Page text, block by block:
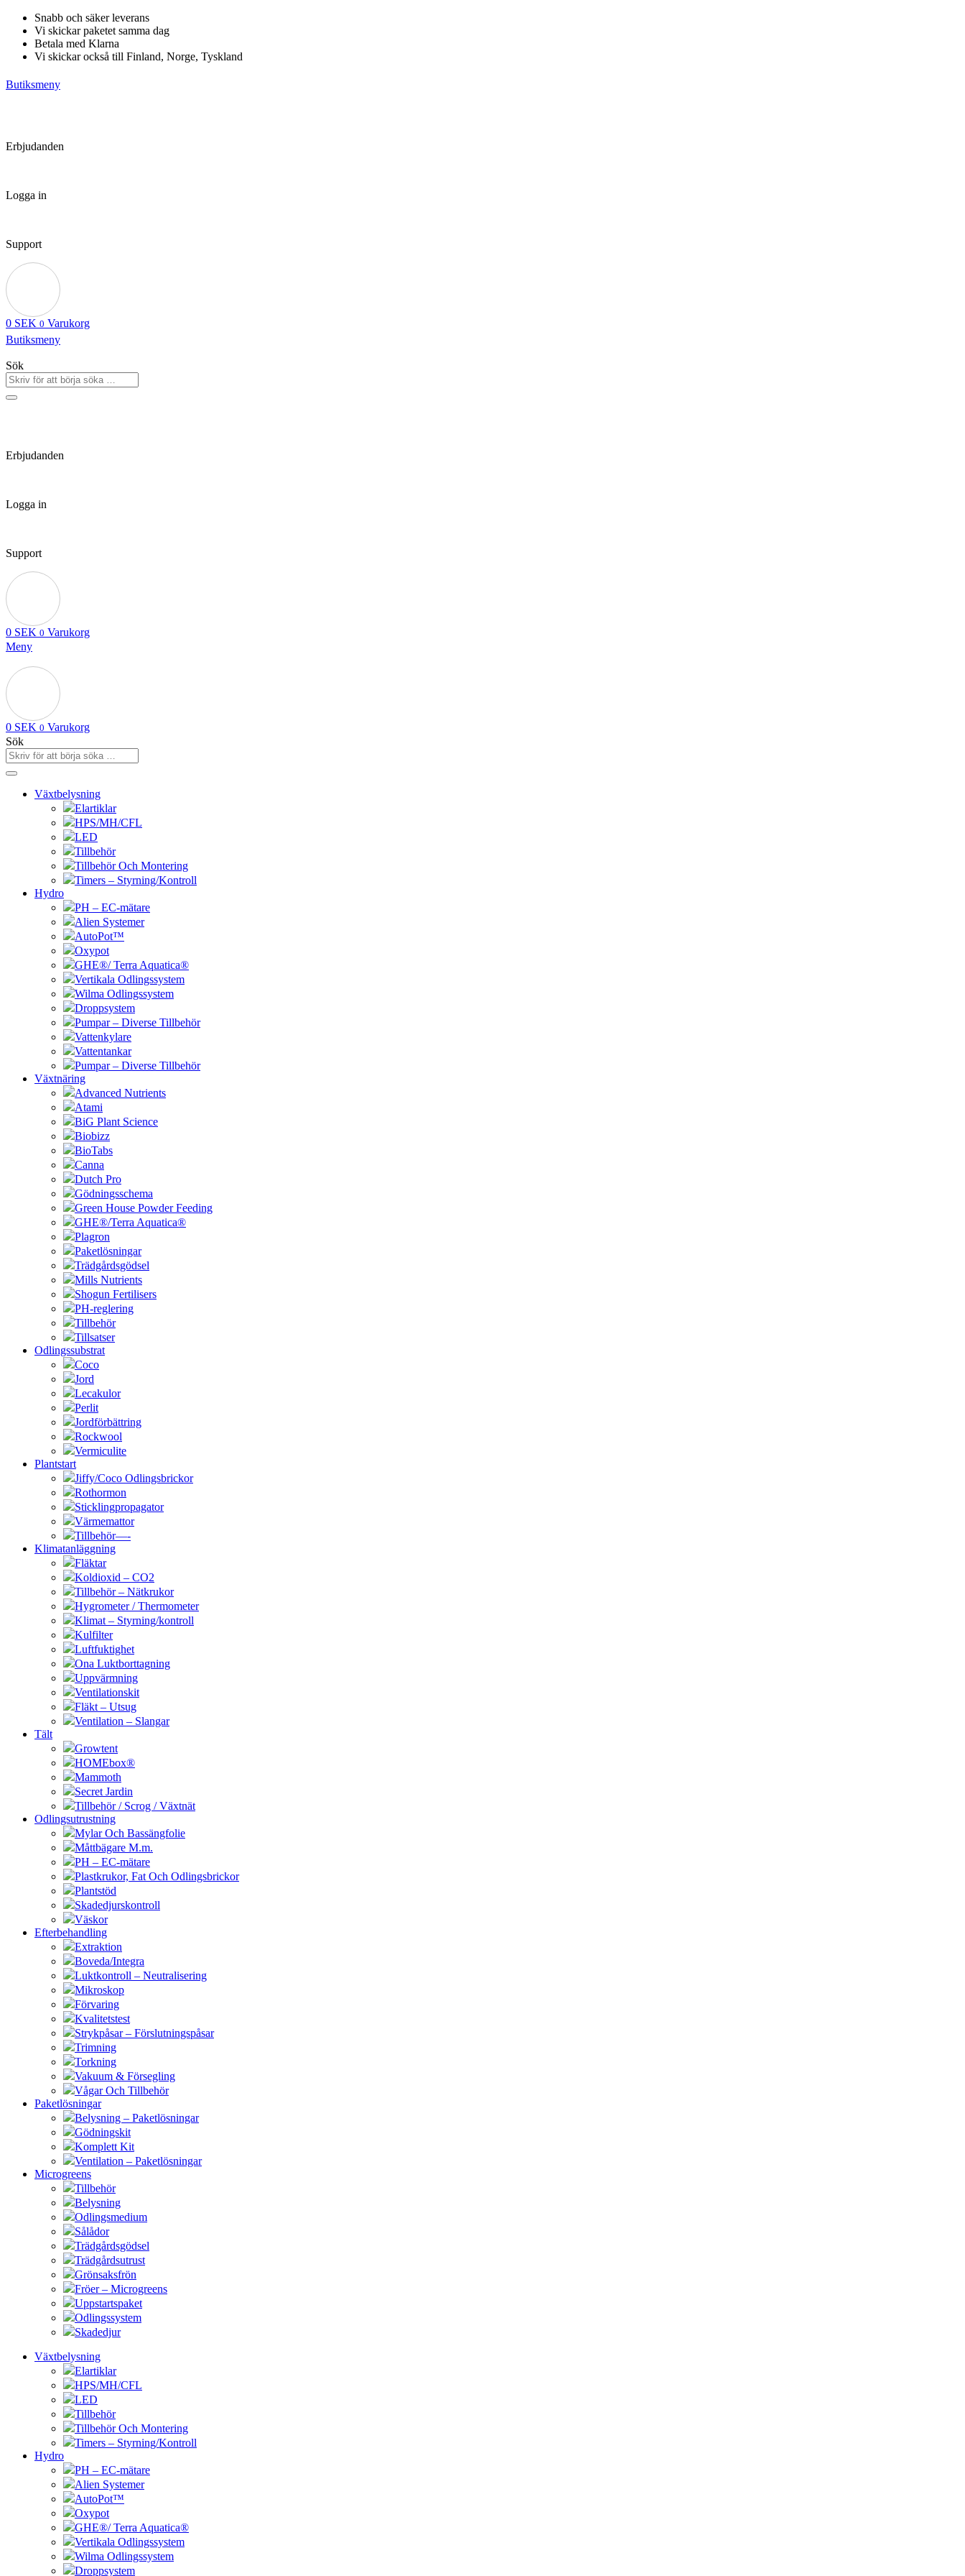
Hoppa
innehåll
Snabb och säker leverans
Vi skickar paketet samma dag
Betala med Klarna
Vi skickar också till Finland, Norge, Tyskland
Butiksmeny
Erbjudanden
Logga in
Support
0 SEK 0 Varukorg
Butiksmeny
Sök
Erbjudanden
Logga in
Support
0 SEK 0 Varukorg
Meny
0 SEK 0 Varukorg
Sök
Växtbelysning
Elartiklar
HPS/MH/CFL
LED
Tillbehör
Tillbehör Och Montering
Timers – Styrning/Kontroll
Hydro
PH – EC-mätare
Alien Systemer
AutoPot™
Oxypot
GHE®/ Terra Aquatica®
Vertikala Odlingssystem
Wilma Odlingssystem
Droppsystem
Pumpar – Diverse Tillbehör
Vattenkylare
Vattentankar
Pumpar – Diverse Tillbehör
Växtnäring
Advanced Nutrients
Atami
BiG Plant Science
Biobizz
BioTabs
Canna
Dutch Pro
Gödningsschema
Green House Powder Feeding
GHE®/Terra Aquatica®
Plagron
Paketlösningar
Trädgårdsgödsel
Mills Nutrients
Shogun Fertilisers
PH-reglering
Tillbehör
Tillsatser
Odlingssubstrat
Coco
Jord
Lecakulor
Perlit
Jordförbättring
Rockwool
Vermiculite
Plantstart
Jiffy/Coco Odlingsbrickor
Rothormon
Sticklingpropagator
Värmemattor
Tillbehör—-
Klimatanläggning
Fläktar
Koldioxid – CO2
Tillbehör – Nätkrukor
Hygrometer / Thermometer
Klimat – Styrning/kontroll
Kulfilter
Luftfuktighet
Ona Luktborttagning
Uppvärmning
Ventilationskit
Fläkt – Utsug
Ventilation – Slangar
Tält
Growtent
HOMEbox®
Mammoth
Secret Jardin
Tillbehör / Scrog / Växtnät
Odlingsutrustning
Mylar Och Bassängfolie
Måttbägare M.m.
PH – EC-mätare
Plastkrukor, Fat Och Odlingsbrickor
Plantstöd
Skadedjurskontroll
Väskor
Efterbehandling
Extraktion
Boveda/Integra
Luktkontroll – Neutralisering
Mikroskop
Förvaring
Kvalitetstest
Strykpåsar – Förslutningspåsar
Trimning
Torkning
Vakuum & Försegling
Vågar Och Tillbehör
Paketlösningar
Belysning – Paketlösningar
Gödningskit
Komplett Kit
Ventilation – Paketlösningar
Microgreens
Tillbehör
Belysning
Odlingsmedium
Sålådor
Trädgårdsgödsel
Trädgårdsutrust
Grönsaksfrön
Fröer – Microgreens
Uppstartspaket
Odlingssystem
Skadedjur
Växtbelysning
Elartiklar
HPS/MH/CFL
LED
Tillbehör
Tillbehör Och Montering
Timers – Styrning/Kontroll
Hydro
PH – EC-mätare
Alien Systemer
AutoPot™
Oxypot
GHE®/ Terra Aquatica®
Vertikala Odlingssystem
Wilma Odlingssystem
Droppsystem